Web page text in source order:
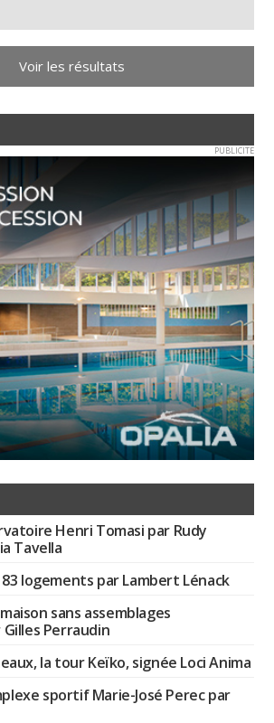
Voir les résultats
PUBLICITE
Henri Tomasi par Rudy
Tavella
logements par Lambert Lénack
sans assemblages
Perraudin
la tour Keïko, signée Loci Anima
sportif Marie-José Perec par